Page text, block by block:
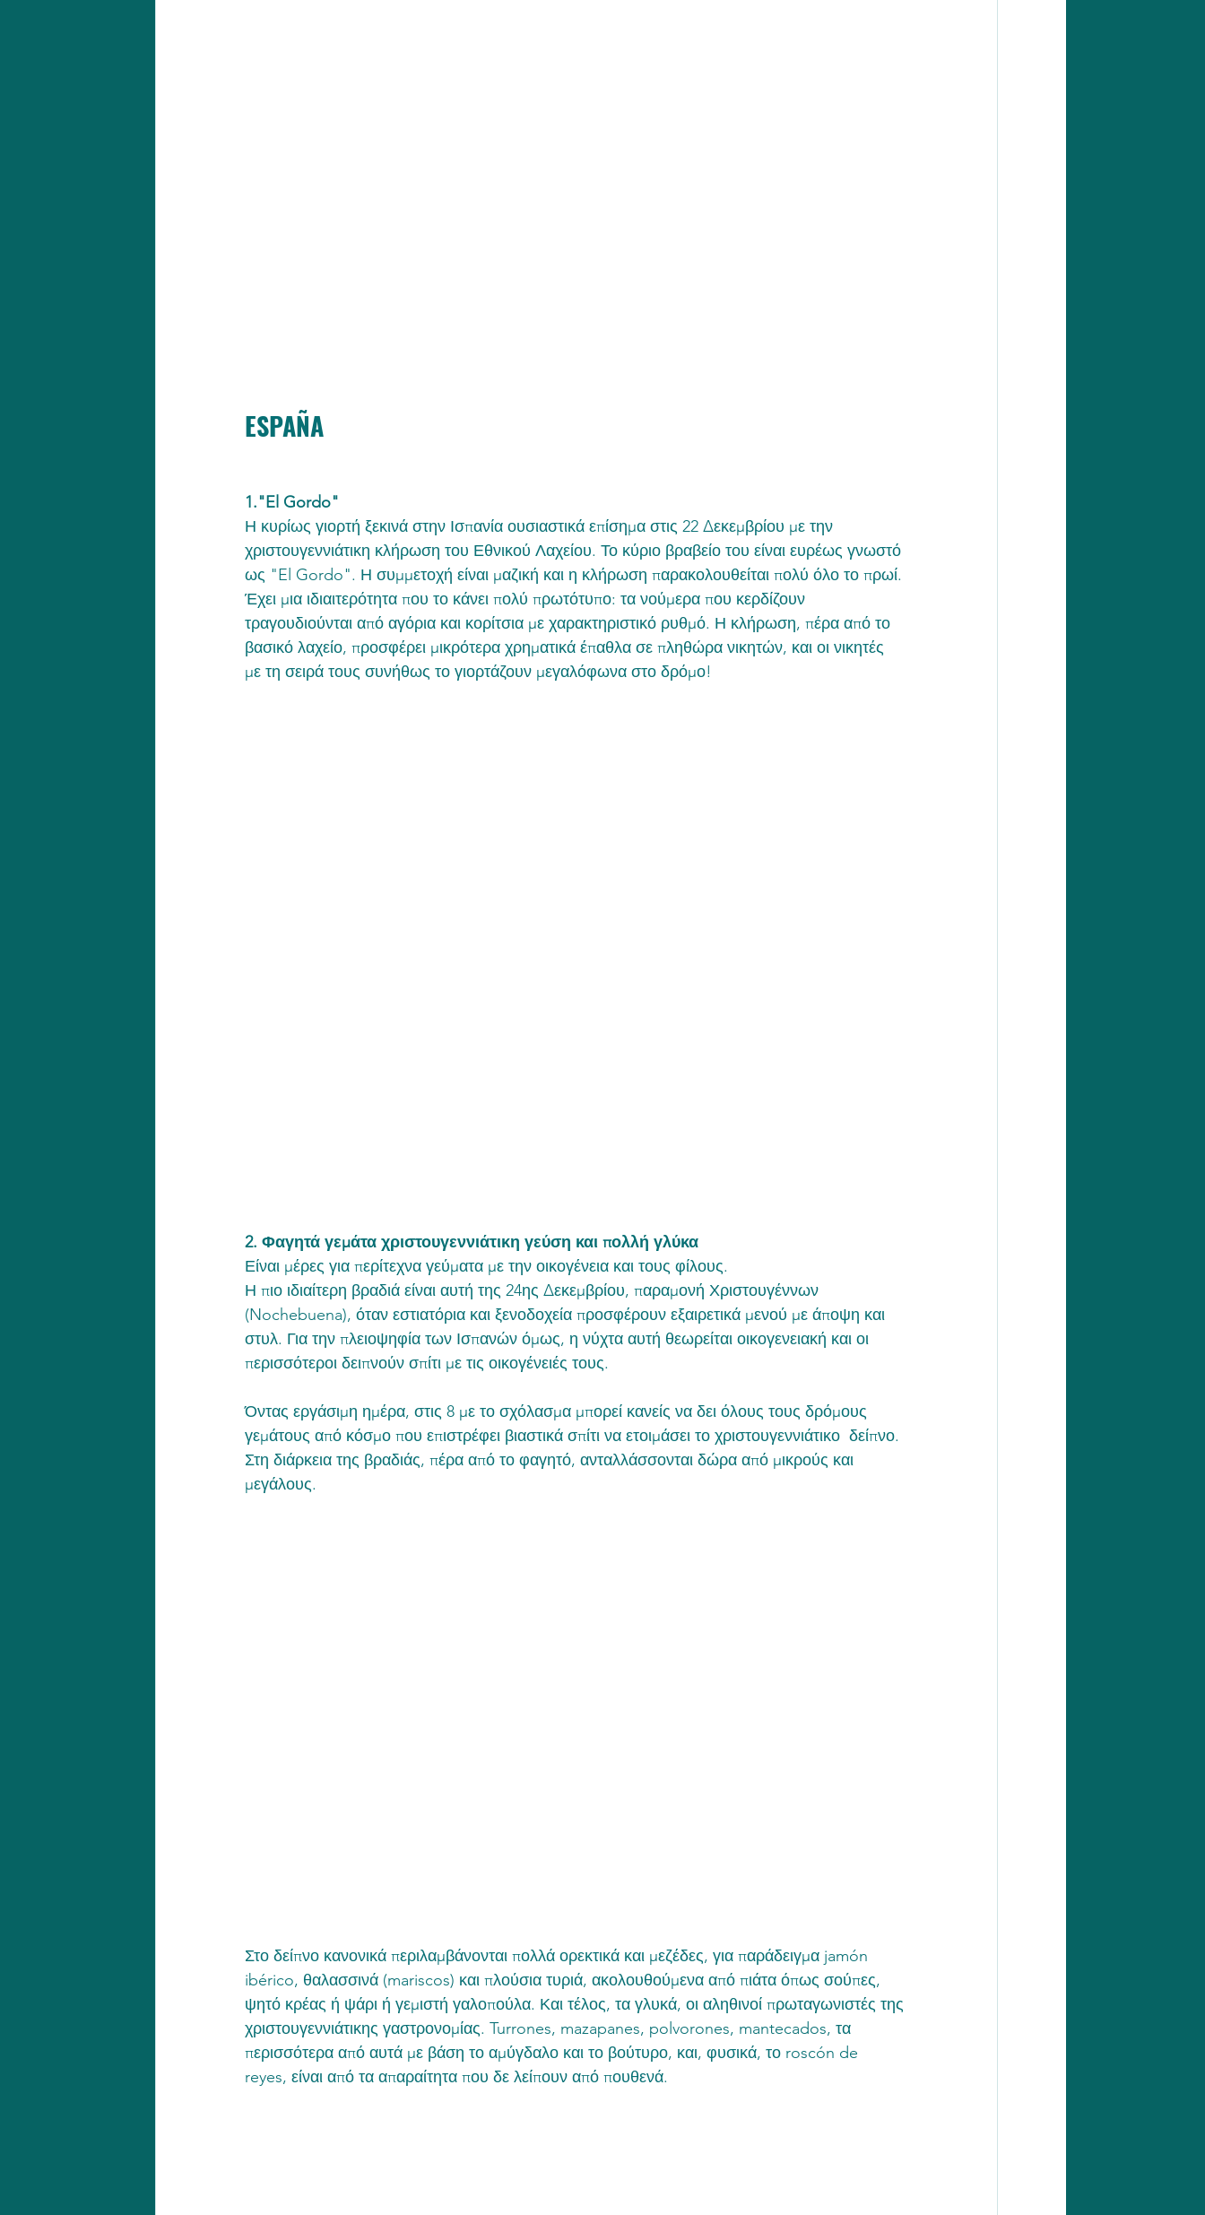
ESPAÑA
1."El Gordo"
Η κυρίως γιορτή ξεκινά στην Ισπανία ουσιαστικά επίσημα στις 22 Δεκεμβρίου με την
χριστουγεννιάτικη κλήρωση του Εθνικού Λαχείου. Το κύριο βραβείο του είναι ευρέως γνωστό
ως "El Gordo". Η συμμετοχή είναι μαζική και η κλήρωση παρακολουθείται πολύ όλο το πρωί.
Έχει μια ιδιαιτερότητα που το κάνει πολύ πρωτότυπο: τα νούμερα που κερδίζουν
τραγουδιούνται από αγόρια και κορίτσια με χαρακτηριστικό ρυθμό. Η κλήρωση, πέρα από το
βασικό λαχείο, προσφέρει μικρότερα χρηματικά έπαθλα σε πληθώρα νικητών, και οι νικητές
με τη σειρά τους συνήθως το γιορτάζουν μεγαλόφωνα στο δρόμο!
2. Φαγητά γεμάτα χριστουγεννιάτικη γεύση και πολλή γλύκα
Είναι μέρες για περίτεχνα γεύματα με την οικογένεια και τους φίλους.
Η πιο ιδιαίτερη βραδιά είναι αυτή της 24ης Δεκεμβρίου, παραμονή Χριστουγέννων
(Nochebuena), όταν εστιατόρια και ξενοδοχεία προσφέρουν εξαιρετικά μενού με άποψη και
στυλ. Για την πλειοψηφία των Ισπανών όμως, η νύχτα αυτή θεωρείται οικογενειακή και οι
περισσότεροι δειπνούν σπίτι με τις οικογένειές τους.
Όντας εργάσιμη ημέρα, στις 8 με το σχόλασμα μπορεί κανείς να δει όλους τους δρόμους
γεμάτους από κόσμο που επιστρέφει βιαστικά σπίτι να ετοιμάσει το χριστουγεννιάτικο  δείπνο.
Στη διάρκεια της βραδιάς, πέρα από το φαγητό, ανταλλάσσονται δώρα από μικρούς και
μεγάλους.
Στο δείπνο κανονικά περιλαμβάνονται πολλά ορεκτικά και μεζέδες, για παράδειγμα jamón
ibérico, θαλασσινά (mariscos) και πλούσια τυριά, ακολουθούμενα από πιάτα όπως σούπες,
ψητό κρέας ή ψάρι ή γεμιστή γαλοπούλα. Και τέλος, τα γλυκά, οι αληθινοί πρωταγωνιστές της
χριστουγεννιάτικης γαστρονομίας. Turrones, mazapanes, polvorones, mantecados, τα
περισσότερα από αυτά με βάση το αμύγδαλο και το βούτυρο, και, φυσικά, το roscón de
reyes, είναι από τα απαραίτητα που δε λείπουν από πουθενά.